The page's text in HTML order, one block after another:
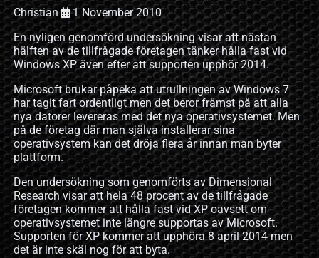
Christian
1 November 2010
En nyligen genomförd undersökning visar att nästan
hälften av de tillfrågade företagen tänker hålla fast vid
Windows XP även efter att supporten upphör 2014.
Microsoft brukar påpeka att utrullningen av Windows 7
har tagit fart ordentligt men det beror främst på att alla
nya datorer levereras med det nya operativsystemet. Men
på de företag där man själva installerar sina
operativsystem kan det dröja flera år innan man byter
plattform.
Den undersökning som genomförts av Dimensional
Research visar att hela 48 procent av de tillfrågade
företagen kommer att hålla fast vid XP oavsett om
operativsystemet inte längre supportas av Microsoft.
Supporten för XP kommer att upphöra 8 april 2014 men
det är inte skäl nog för att byta.